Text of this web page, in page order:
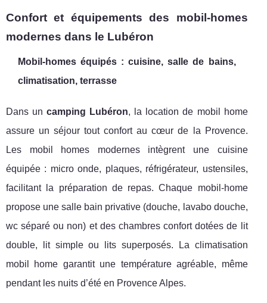
Confort et équipements des mobil-homes
modernes dans le Lubéron
Mobil-homes équipés : cuisine, salle de bains,
climatisation, terrasse
Dans uncamping Lubéron, la location de mobil home
assure un séjour tout confort au cœur de la Provence.
Les mobil homes modernes intègrent une cuisine
équipée : micro onde, plaques, réfrigérateur, ustensiles,
facilitant la préparation de repas. Chaque mobil-home
propose une salle bain privative (douche, lavabo douche,
wc séparé ou non) et des chambres confort dotées de lit
double, lit simple ou lits superposés. La climatisation
mobil home garantit une température agréable, même
pendant les nuits d’été en Provence Alpes.